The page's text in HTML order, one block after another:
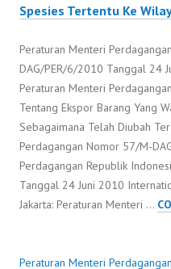
Spesies Tertentu Ke
Peraturan Menteri
DAG/PER/6/2010 Tanggal 24
Peraturan Menteri
Tentang Ekspor Barang Yang
Sebagaimana Telah Diubah
Perdagangan Nomor 57/M-
Perdagangan Republik
Tanggal 24 Juni 2010
Jakarta: Peraturan Menteri …
Peraturan Menteri